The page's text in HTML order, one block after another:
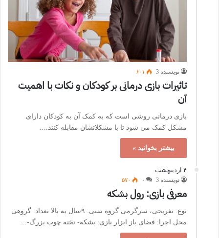
نویسنده 3 ۶۰۱
تاثیرات بازی درمانی بر کودکان و نکات با اهمیت
آن
بازی درمانی روشی است که به کمک آن به کودکان دارای
مشکل کمک می شود تا با مشکلاتشان مقابله کنند.…
بیشتر بخوانید »
۴ اردیبهشت
نویسنده 3 ۰ ۵۷۰
معرفی بازی: رول بشکه
نوع: تفریحی، سرگرمی گروه سنی: ۹سال به بالا تعداد: گروهی
محل اجرا: فضای باز ابزار بازی: بشکه- تخته چوب بزرگ-…